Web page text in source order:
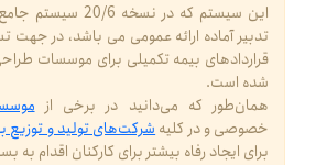
این سیستم که در نسخه
تدبیر آماده ارائه عمومی می باشد، در جهت
قراردادهای بیمه تکمیلی برای موسسات
شده است.
همان‌طور که می‌دانید در برخی از
خصوصی و در کلیهشرکت‌های تولید و توزیع
برای ایجاد رفاه بیشتر برای کارکنان اقدام به